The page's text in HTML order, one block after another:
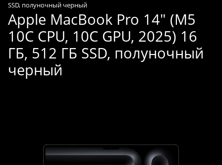
SSD, полуночный черный
Apple MacBook Pro 14" (M5
10C CPU, 10C GPU, 2025) 16
ГБ, 512 ГБ SSD, полуночный
черный